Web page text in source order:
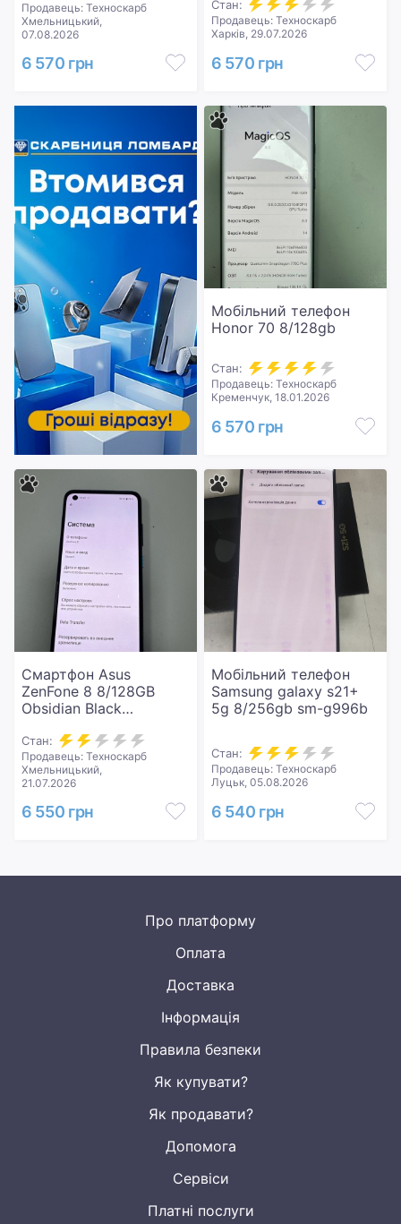
Продавець: Техноскарб
Хмельницький,
07.08.2026
6 570 грн
Стан:
Продавець: Техноскарб
Харків, 29.07.2026
6 570 грн
Мобільний телефон
Honor 70 8/128gb
Стан:
Продавець: Техноскарб
Кременчук, 18.01.2026
6 570 грн
Смартфон Asus
ZenFone 8 8/128GB
Obsidian Black
Стан:
Продавець: Техноскарб
Хмельницький,
21.07.2026
6 550 грн
Мобільний телефон
Samsung galaxy s21+
5g 8/256gb sm-g996b
Стан:
Продавець: Техноскарб
Луцьк, 05.08.2026
6 540 грн
Про платформу
Оплата
Доставка
Інформація
Правила безпеки
Як купувати?
Як продавати?
Допомога
Сервіси
Платні послуги